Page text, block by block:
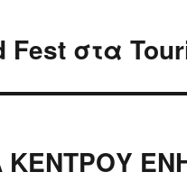
Fest στα
ΚΕΝΤΡΟΥ